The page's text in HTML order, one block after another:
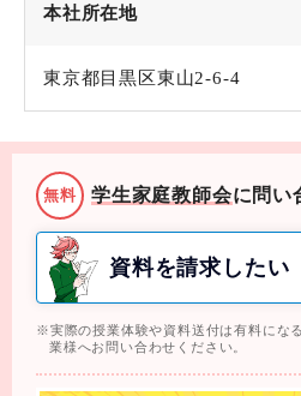
本社所在地
東京都目黒区東山2-6-4
無料 学生家庭教師会に問い
資料を請求したい
実際の授業体験や資料送付は有料にな
業様へお問い合わせください。